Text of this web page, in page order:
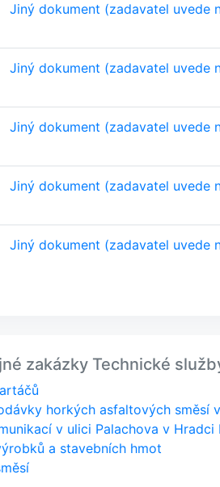
Jiný dokument (zadavatel uvede
Jiný dokument (zadavatel uvede
Jiný dokument (zadavatel uvede
Jiný dokument (zadavatel uvede
Jiný dokument (zadavatel uvede
zakázky Technické
horkých asfaltových směsí
v ulici Palachova v Hradci
a stavebních hmot